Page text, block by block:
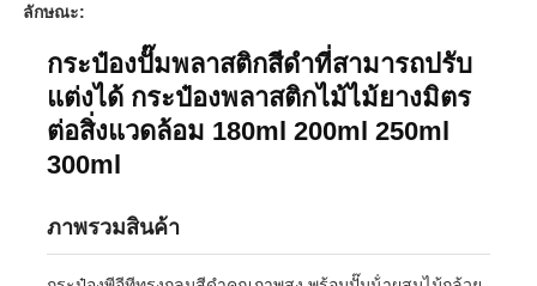
ลักษณะ:
กระป๋องปั๊มพลาสติกสีดําที่สามารถปรับ
แต่งได้ กระป๋องพลาสติกไม้ไม้ยางมิตร
ต่อสิ่งแวดล้อม 180ml 200ml 250ml
300ml
ภาพรวมสินค้า